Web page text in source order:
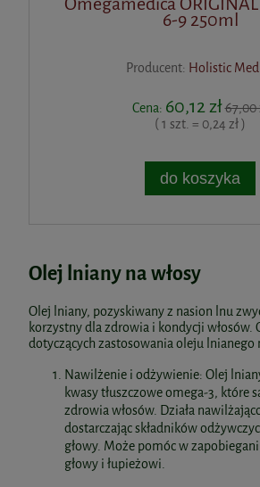
6-9 250ml
Producent: Holistic
Cena: 60,12 zł67,00
( 1 szt. = 0,24 zł )
do koszyka
Olej lniany na włosy
Olej lniany, pozyskiwany z nasion lnu
korzystny dla zdrowia i kondycji włosów.
dotyczących zastosowania oleju lnianego
Nawilżenie i odżywienie: Olej
kwasy tłuszczowe omega-3, które
zdrowia włosów. Działa
dostarczając składników
głowy. Może pomóc w
głowy i łupieżowi.